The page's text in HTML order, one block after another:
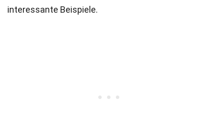
interessante Beispiele.